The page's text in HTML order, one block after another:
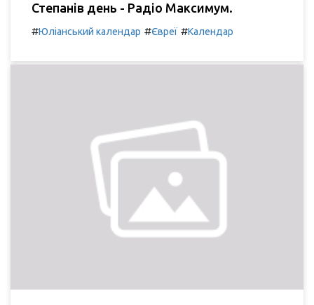
Степанів день - Радіо Максимум.
#Юліанський календар #Євреї #Календар